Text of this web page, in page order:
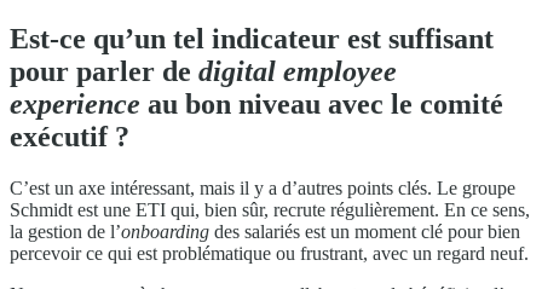
Est-ce qu’un tel indicateur est suffisant
pour parler de digital employee
experience au bon niveau avec le comité
exécutif ?
C’est un axe intéressant, mais il y a d’autres points clés. Le groupe
Schmidt est une ETI qui, bien sûr, recrute régulièrement. En ce sens,
la gestion de l’onboarding des salariés est un moment clé pour bien
percevoir ce qui est problématique ou frustrant, avec un regard neuf.